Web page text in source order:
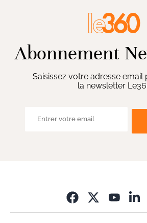
Abonnement
Saisissez votre adresse
la newsletter